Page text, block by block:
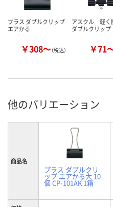
プラス ダブルクリップ
エアかる
￥308～（税込）
アスクル 軽く
ダブルクリップ
￥71
他のバリエーション
商品名
プラス ダブルクリ
ップ エアかる大 10
個 CP-101AK 1箱